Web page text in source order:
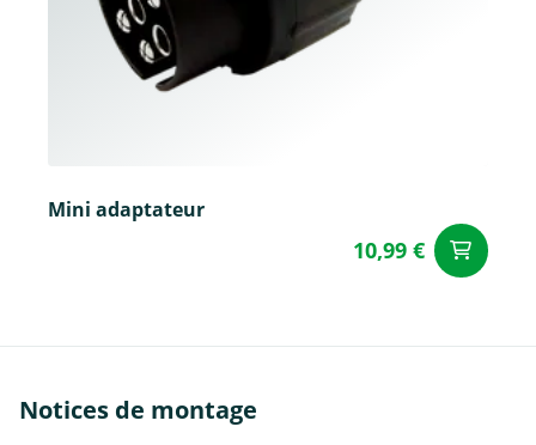
Mini adaptateur
10,99 €
Notices de montage